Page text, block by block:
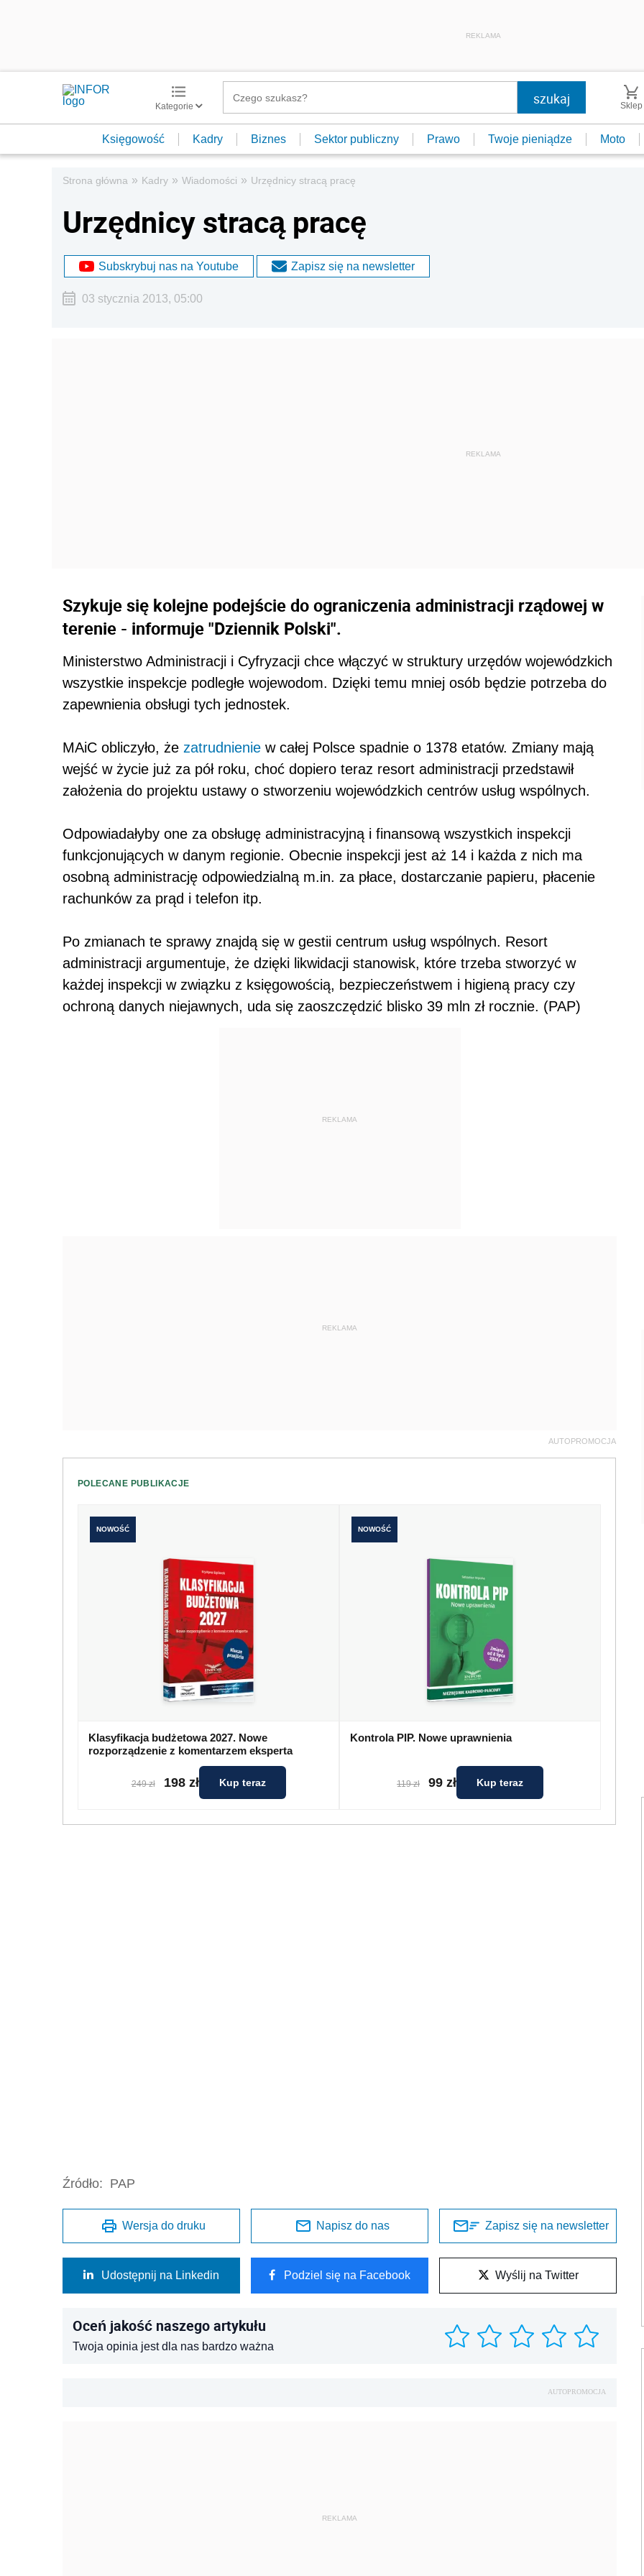
REKLAMA
Kategorie Sklep
Księgowość Kadry Biznes Sektor publiczny Prawo Twoje pieniądze Moto
Strona główna » Kadry » Wiadomości » Urzędnicy stracą pracę
Urzędnicy stracą pracę
Subskrybuj nas na Youtube Zapisz się na newsletter
03 stycznia 2013, 05:00
Szykuje się kolejne podejście do ograniczenia administracji rządowej w
terenie - informuje "Dziennik Polski".
Ministerstwo Administracji i Cyfryzacji chce włączyć w struktury urzędów wojewódzkich
wszystkie inspekcje podległe wojewodom. Dzięki temu mniej osób będzie potrzeba do
zapewnienia obsługi tych jednostek.
MAiC obliczyło, że zatrudnienie w całej Polsce spadnie o 1378 etatów. Zmiany mają
wejść w życie już za pół roku, choć dopiero teraz resort administracji przedstawił
założenia do projektu ustawy o stworzeniu wojewódzkich centrów usług wspólnych.
Odpowiadałyby one za obsługę administracyjną i finansową wszystkich inspekcji
funkcjonujących w danym regionie. Obecnie inspekcji jest aż 14 i każda z nich ma
osobną administrację odpowiedzialną m.in. za płace, dostarczanie papieru, płacenie
rachunków za prąd i telefon itp.
Po zmianach te sprawy znajdą się w gestii centrum usług wspólnych. Resort
administracji argumentuje, że dzięki likwidacji stanowisk, które trzeba stworzyć w
każdej inspekcji w związku z księgowością, bezpieczeństwem i higieną pracy czy
ochroną danych niejawnych, uda się zaoszczędzić blisko 39 mln zł rocznie. (PAP)
REKLAMA
REKLAMA
AUTOPROMOCJA
POLECANE PUBLIKACJE
NOWOŚĆ
Klasyfikacja budżetowa 2027. Nowe
rozporządzenie z komentarzem eksperta
249 zł 198 zł Kup teraz
NOWOŚĆ
Kontrola PIP. Nowe uprawnienia
119 zł 99 zł Kup teraz
Źródło: PAP
Wersja do druku Napisz do nas Zapisz się na newsletter
Udostępnij na Linkedin Podziel się na Facebook Wyślij na Twitter
Oceń jakość naszego artykułu
Twoja opinia jest dla nas bardzo ważna
AUTOPROMOCJA
REKLAMA